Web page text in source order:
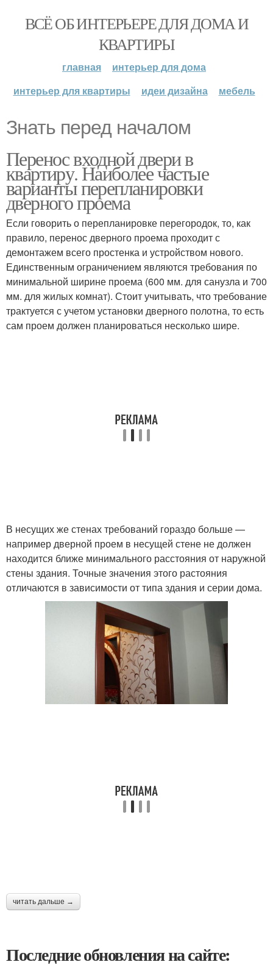
ВСЁ ОБ ИНТЕРЬЕРЕ ДЛЯ ДОМА И
КВАРТИРЫ
главная
интерьер для дома
интерьер для квартиры
идеи дизайна мебель
Знать перед началом
Перенос входной двери в
квартиру. Наиболее частые
варианты перепланировки
дверного проема
Если говорить о перепланировке перегородок, то, как
правило, перенос дверного проема проходит с
демонтажем всего простенка и устройством нового.
Единственным ограничением являются требования по
минимальной ширине проема (600 мм. для санузла и 700
мм. для жилых комнат). Стоит учитывать, что требование
трактуется с учетом установки дверного полотна, то есть
сам проем должен планироваться несколько шире.
В несущих же стенах требований гораздо больше —
например дверной проем в несущей стене не должен
находится ближе минимального расстояния от наружной
стены здания. Точные значения этого растояния
отличаются в зависимости от типа здания и серии дома.
читать дальше →
Последние обновления на сайте: